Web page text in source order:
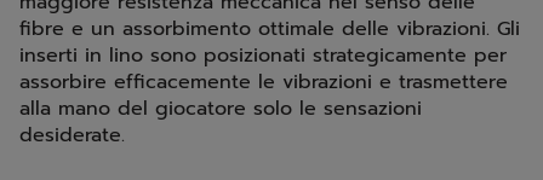
fibre e un assorbimento ottimale delle vibrazioni. Gli
inserti in lino sono posizionati strategicamente per
assorbire efficacemente le vibrazioni e trasmettere
alla mano del giocatore solo le sensazioni
desiderate.